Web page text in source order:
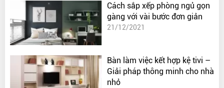
Cách sắp xếp phòng ngủ gọn
gàng với vài bước đơn giản
21/12/2021
Bàn làm việc kết hợp kệ tivi –
Giải pháp thông minh cho nhà
nhỏ